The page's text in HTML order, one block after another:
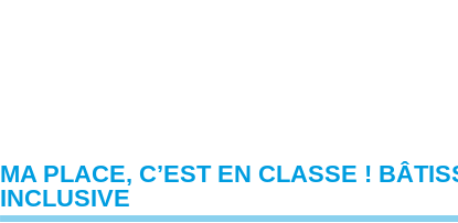
MA PLACE, C’EST EN CLASSE !
INCLUSIVE